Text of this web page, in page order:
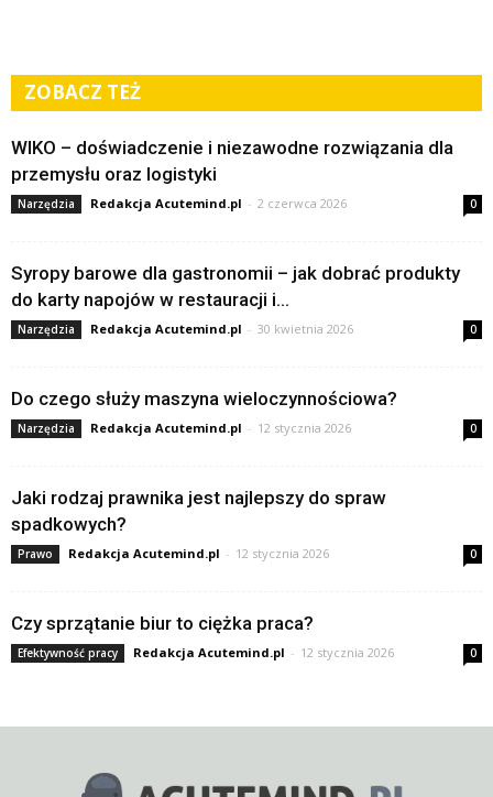
ZOBACZ TEŻ
WIKO – doświadczenie i niezawodne rozwiązania dla
przemysłu oraz logistyki
Narzędzia Redakcja Acutemind.pl - 2 czerwca 2026 0
Syropy barowe dla gastronomii – jak dobrać produkty
do karty napojów w restauracji i...
Narzędzia Redakcja Acutemind.pl - 30 kwietnia 2026 0
Do czego służy maszyna wieloczynnościowa?
Narzędzia Redakcja Acutemind.pl - 12 stycznia 2026 0
Jaki rodzaj prawnika jest najlepszy do spraw
spadkowych?
Prawo Redakcja Acutemind.pl - 12 stycznia 2026 0
Czy sprzątanie biur to ciężka praca?
Efektywność pracy Redakcja Acutemind.pl - 12 stycznia 2026 0